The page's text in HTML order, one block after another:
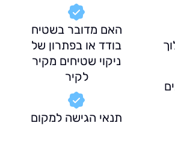
האם מדובר בשטיח
בודד או בפתרון של
ניקוי שטיחים מקיר
תנאי הגישה למקום